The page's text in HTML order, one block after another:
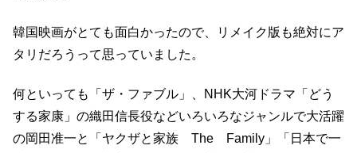
韓国映画がとても面白かったので、リメイク版も絶対にア
タリだろうって思っていました。
何といっても「ザ・ファブル」、NHK大河ドラマ「どう
する家康」の織田信長役などいろいろなジャンルで大活躍
の岡田准一と「ヤクザと家族 The Family」「日本で一